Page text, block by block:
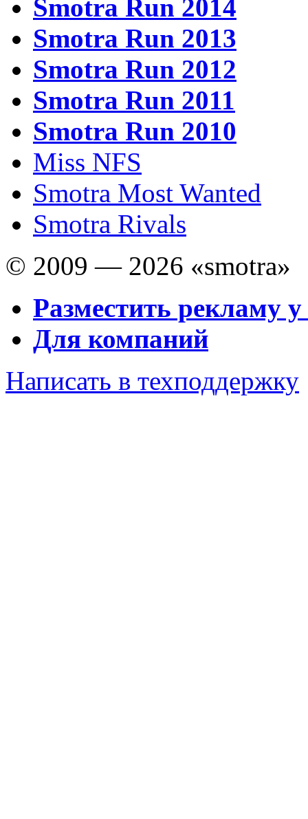
Smotra Run 2014
Smotra Run 2013
Smotra Run 2012
Smotra Run 2011
Smotra Run 2010
Miss NFS
Smotra Most Wanted
Smotra Rivals
© 2009 — 2026 «smotra»
Разместить рекламу у
Для компаний
Написать в техподдержку